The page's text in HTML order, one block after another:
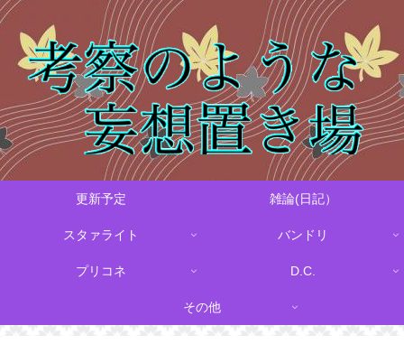
更新予定 雑論(日記）
スタァライト バンドリ
プリコネ D.C.
その他